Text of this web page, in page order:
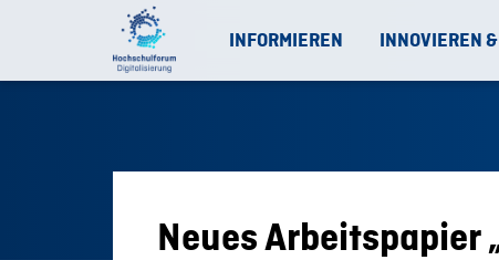
INFORMIEREN INNOVIEREN
Neues